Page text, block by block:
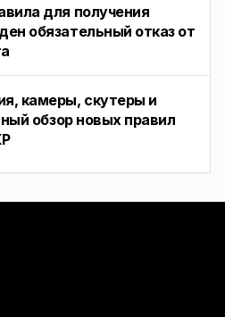
для получения
обязательный отказ от
камеры, скутеры и
обзор новых правил